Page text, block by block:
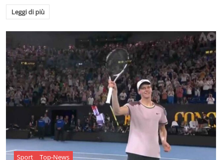
Leggi di più
Sport Top-News